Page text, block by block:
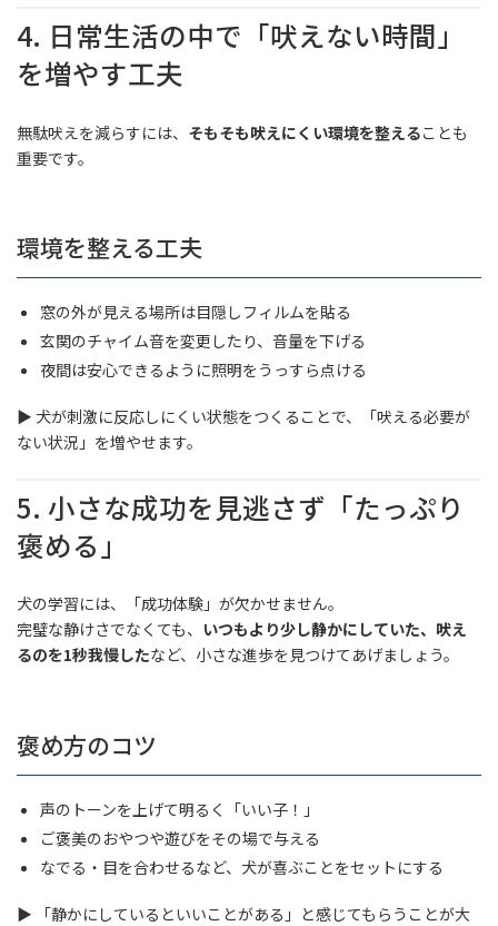
4. 日常生活の中で「吠えない時間」
を増やす工夫
無駄吠えを減らすには、 そもそも吠えにくい環境を整えることも
重要です。
環境を整える工夫
窓の外が見える場所は目隠しフィルムを貼る
玄関のチャイム音を変更したり、音量を下げる
夜間は安心できるように照明をうっすら点ける
▶ 犬が刺激に反応しにくい状態をつくることで、「吠える必要が
ない状況」を増やせます。
5. 小さな成功を見逃さず「たっぷり
褒める」
犬の学習には、「成功体験」が欠かせません。
完璧な静けさでなくても、 いつもより少し静かにしていた、吠え
るのを1秒我慢したなど、小さな進歩を見つけてあげましょう。
褒め方のコツ
声のトーンを上げて明るく「いい子！」
ご褒美のおやつや遊びをその場で与える
なでる・目を合わせるなど、犬が喜ぶことをセットにする
▶ 「静かにしているといいことがある」と感じてもらうことが大